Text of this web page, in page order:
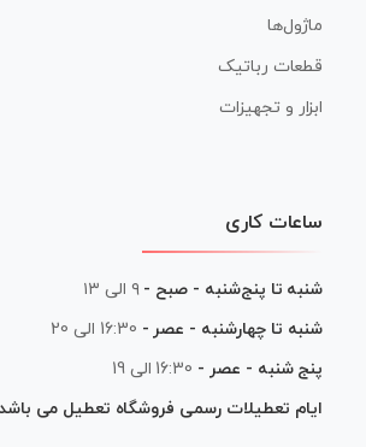
ماژول‌ها
قطعات رباتیک
ابزار و تجهیزات
ساعات کاری
شنبه تا پنج‌شنبه - صبح - ۹ الی ۱۳
شنبه تا چهارشنبه - عصر - 16:30 الی 20
پنج شنبه - عصر - 16:30 الی 19
ایام تعطیلات رسمی فروشگاه تعطیل می باشد